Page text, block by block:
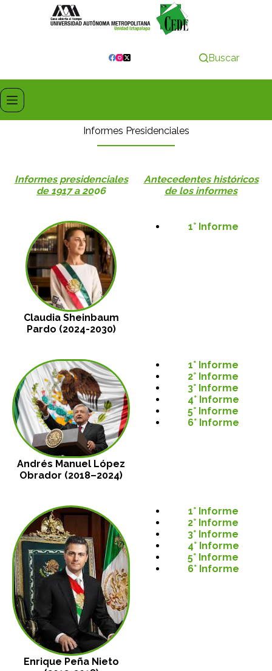
Buscar
Informes Presidenciales
Informes presidenciales
de 1917 a 2006
Antecedentes históricos
de los informes
Claudia Sheinbaum
Pardo (2024-2030)
1° Informe
Andrés Manuel López
Obrador (2018–2024)
1° Informe
2° Informe
3° Informe
4° Informe
5° Informe
6° Informe
Enrique Peña Nieto
1° Informe
2° Informe
3° Informe
4° Informe
5° Informe
6° Informe